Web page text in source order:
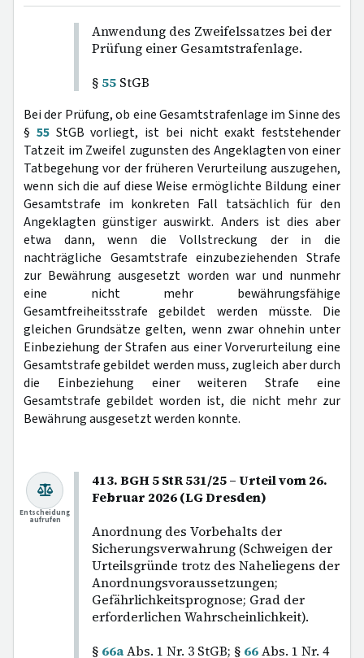
Anwendung des Zweifelssatzes bei der
Prüfung einer Gesamtstrafenlage.
§ 55 StGB
Bei der Prüfung, ob eine Gesamtstrafenlage im Sinne des
§ 55StGB vorliegt, ist bei nicht exakt feststehender
Tatzeit im Zweifel zugunsten des Angeklagten von einer
Tatbegehung vor der früheren Verurteilung auszugehen,
wenn sich die auf diese Weise ermöglichte Bildung einer
Gesamtstrafe im konkreten Fall tatsächlich für den
Angeklagten günstiger auswirkt. Anders ist dies aber
etwa dann, wenn die Vollstreckung der in die
nachträgliche Gesamtstrafe einzubeziehenden Strafe
zur Bewährung ausgesetzt worden war und nunmehr
eine nicht mehr bewährungsfähige
Gesamtfreiheitsstrafe gebildet werden müsste. Die
gleichen Grundsätze gelten, wenn zwar ohnehin unter
Einbeziehung der Strafen aus einer Vorverurteilung eine
Gesamtstrafe gebildet werden muss, zugleich aber durch
die Einbeziehung einer weiteren Strafe eine
Gesamtstrafe gebildet worden ist, die nicht mehr zur
Bewährung ausgesetzt werden konnte.
413. BGH 5 StR 531/25 – Urteil vom 26.
Februar 2026 (LG Dresden)
Anordnung des Vorbehalts der
Sicherungsverwahrung (Schweigen der
Urteilsgründe trotz des Naheliegens der
Anordnungsvoraussetzungen;
Gefährlichkeitsprognose; Grad der
erforderlichen Wahrscheinlichkeit).
§ 66aAbs. 1 Nr. 3 StGB; § 66Abs. 1 Nr. 4
Entscheidung
aufrufen